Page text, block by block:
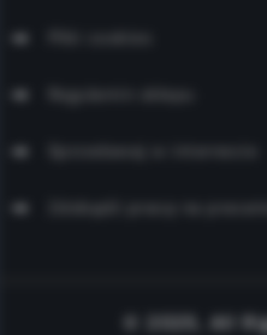
© 2025, All